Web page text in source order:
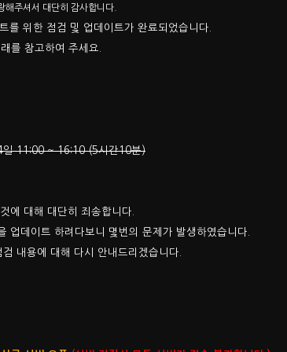
해주셔서 대단히 감사합니다.
를 위한 점검​ 및 업데이트가 완료되었습니다.
를 참고하여 주세요.
11:00 ~ 16:10 (5시간10분)
에 대해 대단히 죄송합니다.
업데이트 하려다보니 몇번의 문제가 발생하였습니다.
내용에 대해 다시 안내드리겠습니다.